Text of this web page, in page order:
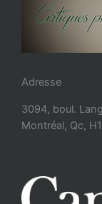
Adresse
3094, boul.
Montréal, Qc,